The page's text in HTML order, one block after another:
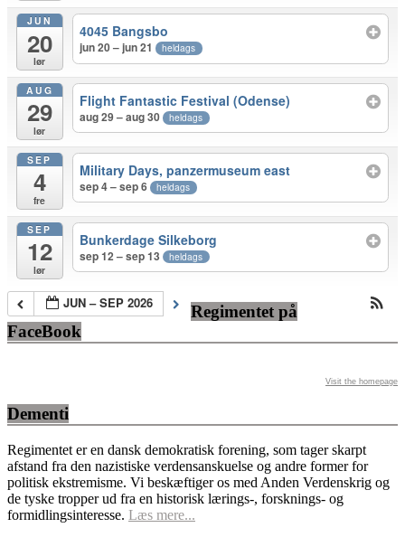
JUN
20
lør
4045 Bangsbo
jun 20 – jun 21 heldags
AUG
29
lør
Flight Fantastic Festival (Odense)
aug 29 – aug 30 heldags
SEP
4
fre
Military Days, panzermuseum east
sep 4 – sep 6 heldags
SEP
12
lør
Bunkerdage Silkeborg
sep 12 – sep 13 heldags
JUN – SEP 2026
Regimentet på
FaceBook
Visit the homepage
Dementi
Regimentet er en dansk demokratisk forening, som tager skarpt
afstand fra den nazistiske verdensanskuelse og andre former for
politisk ekstremisme. Vi beskæftiger os med Anden Verdenskrig og
de tyske tropper ud fra en historisk lærings-, forsknings- og
formidlingsinteresse. Læs mere...